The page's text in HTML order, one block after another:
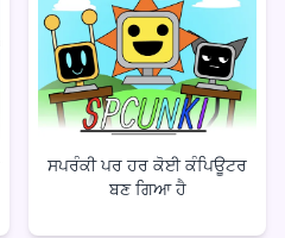
ਸਪਰੰਕੀ ਪਰ ਹਰ ਕੋਈ ਕੰਪਿਊਟਰ
ਬਣ ਗਿਆ ਹੈ